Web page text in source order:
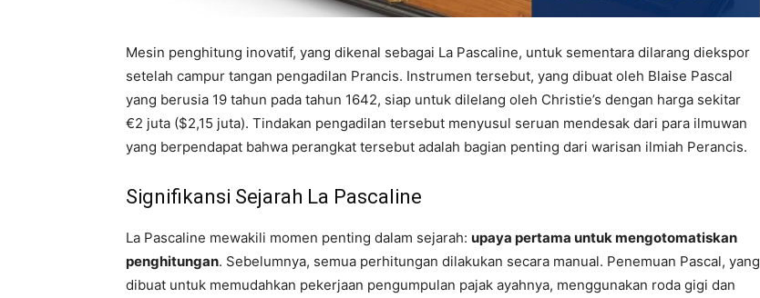
Mesin penghitung inovatif, yang dikenal sebagai La Pascaline, untuk sementara dilarang diekspor
setelah campur tangan pengadilan Prancis. Instrumen tersebut, yang dibuat oleh Blaise Pascal
yang berusia 19 tahun pada tahun 1642, siap untuk dilelang oleh Christie’s dengan harga sekitar
€2 juta ($2,15 juta). Tindakan pengadilan tersebut menyusul seruan mendesak dari para ilmuwan
yang berpendapat bahwa perangkat tersebut adalah bagian penting dari warisan ilmiah Perancis.
Signifikansi Sejarah La Pascaline
La Pascaline mewakili momen penting dalam sejarah: upaya pertama untuk mengotomatiskan
penghitungan. Sebelumnya, semua perhitungan dilakukan secara manual. Penemuan Pascal, yang
dibuat untuk memudahkan pekerjaan pengumpulan pajak ayahnya, menggunakan roda gigi dan